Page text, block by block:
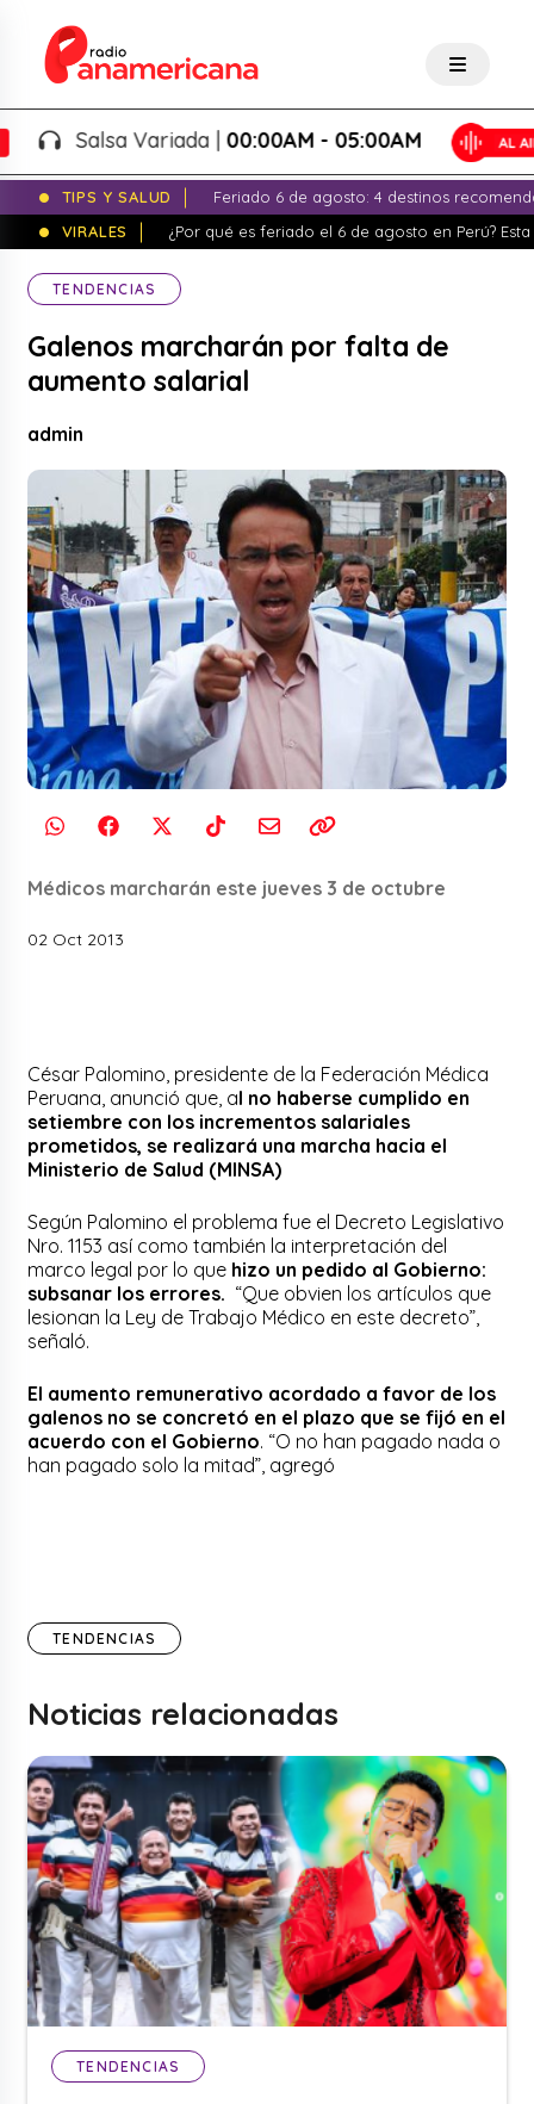
Salsa Variada |00:00AM - 05:00AM
TIPS Y SALUD
Feriado 6 de agosto: 4 destinos
VIRALES
¿Por qué es feriado el 6 de agosto en Perú?
TENDENCIAS
Galenos marcharán por falta de
aumento salarial
admin
Médicos marcharán este jueves 3 de octubre
02 Oct 2013
César Palomino, presidente de la Federación Médica
Peruana, anunció que, al no haberse cumplido en
setiembre con los incrementos salariales
prometidos, se realizará una marcha hacia el
Ministerio de Salud (MINSA)
Según Palomino el problema fue el Decreto Legislativo
Nro. 1153 así como también la interpretación del
marco legal por lo que hizo un pedido al Gobierno:
subsanar los errores. “Que obvien los artículos que
lesionan la Ley de Trabajo Médico en este decreto”,
señaló.
El aumento remunerativo acordado a favor de los
galenos no se concretó en el plazo que se fijó en el
acuerdo con el Gobierno. “O no han pagado nada o
han pagado solo la mitad”, agregó
TENDENCIAS
Noticias relacionadas
TENDENCIAS